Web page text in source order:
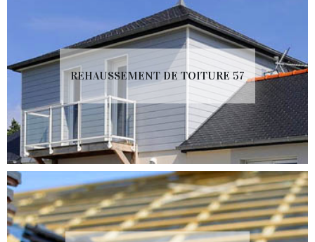
REHAUSSEMENT DE TOITURE 57